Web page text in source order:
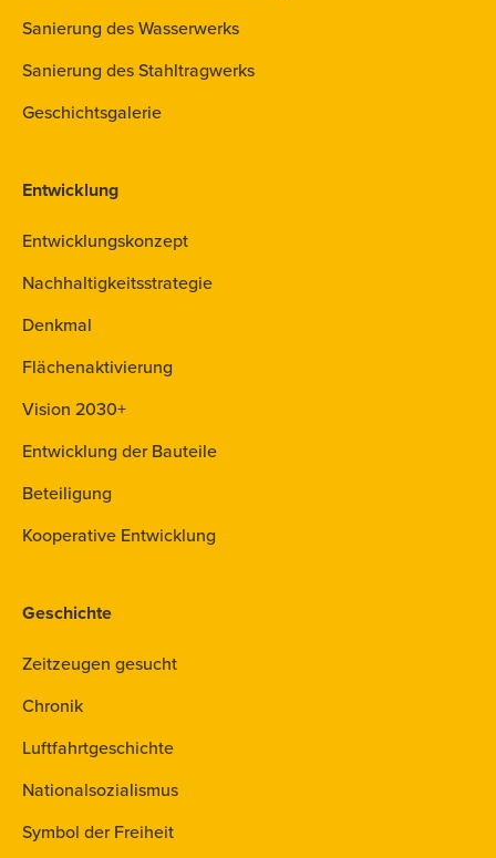
Sanierung des Wasserwerks
Sanierung des Stahltragwerks
Geschichtsgalerie
Entwicklung
Entwicklungskonzept
Nachhaltigkeitsstrategie
Denkmal
Flächenaktivierung
Vision 2030+
Entwicklung der Bauteile
Beteiligung
Kooperative Entwicklung
Geschichte
Zeitzeugen gesucht
Chronik
Luftfahrtgeschichte
Nationalsozialismus
Symbol der Freiheit